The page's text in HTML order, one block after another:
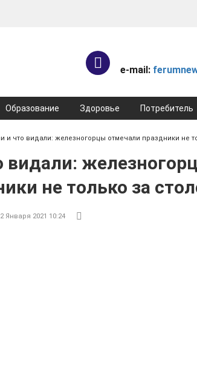
e-mail:
Образование Здоровье Потребитель
и что видали: железногорцы отмечали праздники не
видали:
не только за
Января 2021 10:24